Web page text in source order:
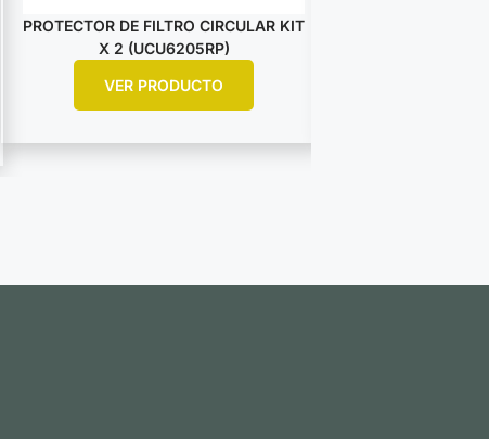
PROTECTOR DE FILTRO CIRCULAR KIT
X 2 (UCU6205RP)
VER PRODUCTO